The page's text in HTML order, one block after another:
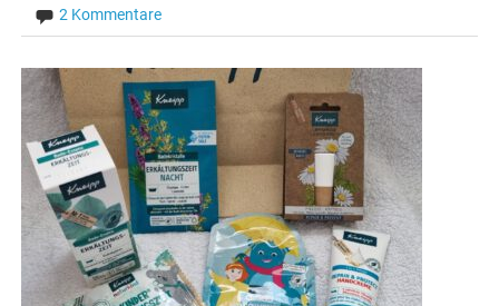
2 Kommentare